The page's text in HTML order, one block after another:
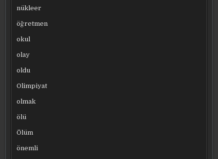
nükleer
öğretmen
okul
olay
oldu
Olimpiyat
olmak
ölü
Ölüm
önemli